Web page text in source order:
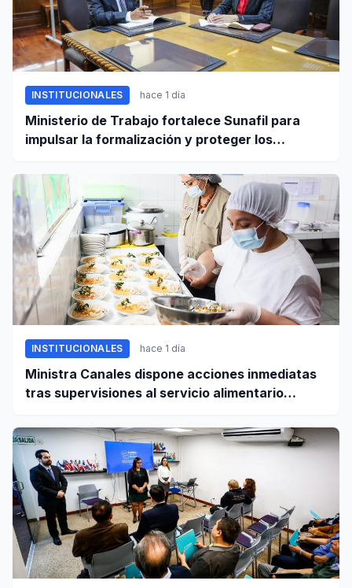
INSTITUCIONALES hace 1 día
Ministerio de Trabajo fortalece Sunafil para
impulsar la formalización y proteger los
INSTITUCIONALES hace 1 día
Ministra Canales dispone acciones inmediatas
tras supervisiones al servicio alimentario